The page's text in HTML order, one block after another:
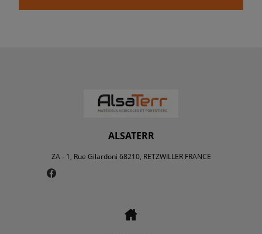
ALSATERR
ZA - 1, Rue Gilardoni 68210, RETZWILLER FRANCE